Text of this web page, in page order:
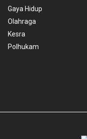
Gaya Hidup
Olahraga
Kesra
Polhukam